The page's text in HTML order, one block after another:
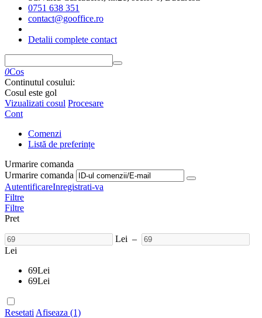
0751 638 351
contact@gooffice.ro
Detalii complete contact
0Cos
Continutul cosului:
Cosul este gol
Vizualizati cosul Procesare
Cont
Comenzi
Listă de preferințe
Urmarire comanda
Urmarire comanda
AutentificareInregistrati-va
Filtre
Filtre
Pret
Lei –
Lei
69Lei
69Lei
Resetati Afiseaza (1)